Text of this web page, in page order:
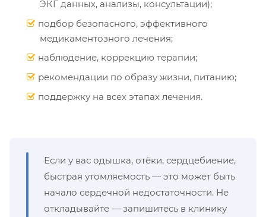
ЭКГ данных, анализы, консультации);
подбор безопасного, эффективного
медикаментозного лечения;
наблюдение, коррекцию терапии;
рекомендации по образу жизни, питанию;
поддержку на всех этапах лечения.
Если у вас одышка, отёки, сердцебиение,
быстрая утомляемость — это может быть
начало сердечной недостаточности. Не
откладывайте — запишитесь в клинику